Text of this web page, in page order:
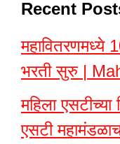
Recent
महावितरणमध्ये
भरती सुरु |
महिला
एसटी